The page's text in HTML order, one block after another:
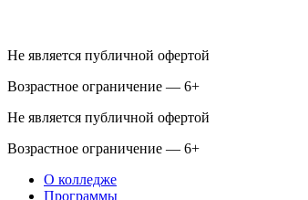
Не является публичной офертой
Возрастное ограничение — 6+
Не является публичной офертой
Возрастное ограничение — 6+
О колледже
Программы